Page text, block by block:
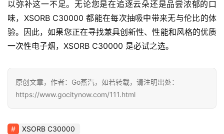
以弥补这一不足。无论您是在追逐云朵还是品尝浓郁的口
味，XSORB C30000 都能在每次抽吸中带来无与伦比的体
验。因此，如果您正在寻找兼具创新性、性能和风格的优质
一次性电子烟，XSORB C30000 是必试之选。
原创文章，作者：Go蒸汽，如若转载，请注明出处：
https://www.gocitynow.com/111.html
XSORB C30000